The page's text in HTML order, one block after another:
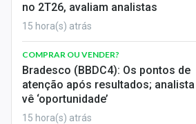
no 2T26, avaliam analistas
15 hora(s) atrás
COMPRAR OU VENDER?
Bradesco (BBDC4): Os pontos de
atenção após resultados; analista
vê ‘oportunidade’
15 hora(s) atrás